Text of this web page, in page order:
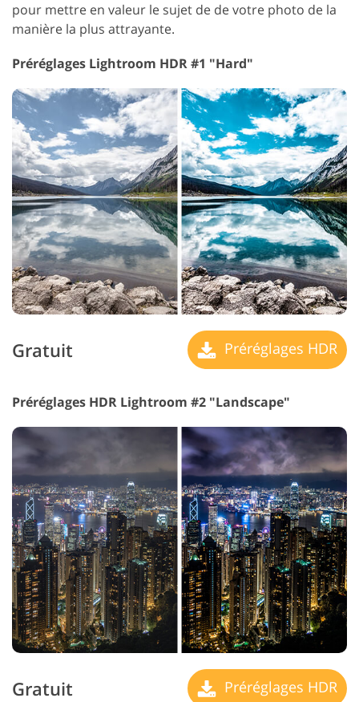
pour mettre en valeur le sujet de de votre photo de la
manière la plus attrayante.
Préréglages Lightroom HDR #1 "Hard"
Gratuit Préréglages HDR
Préréglages HDR Lightroom #2 "Landscape"
Gratuit Préréglages HDR